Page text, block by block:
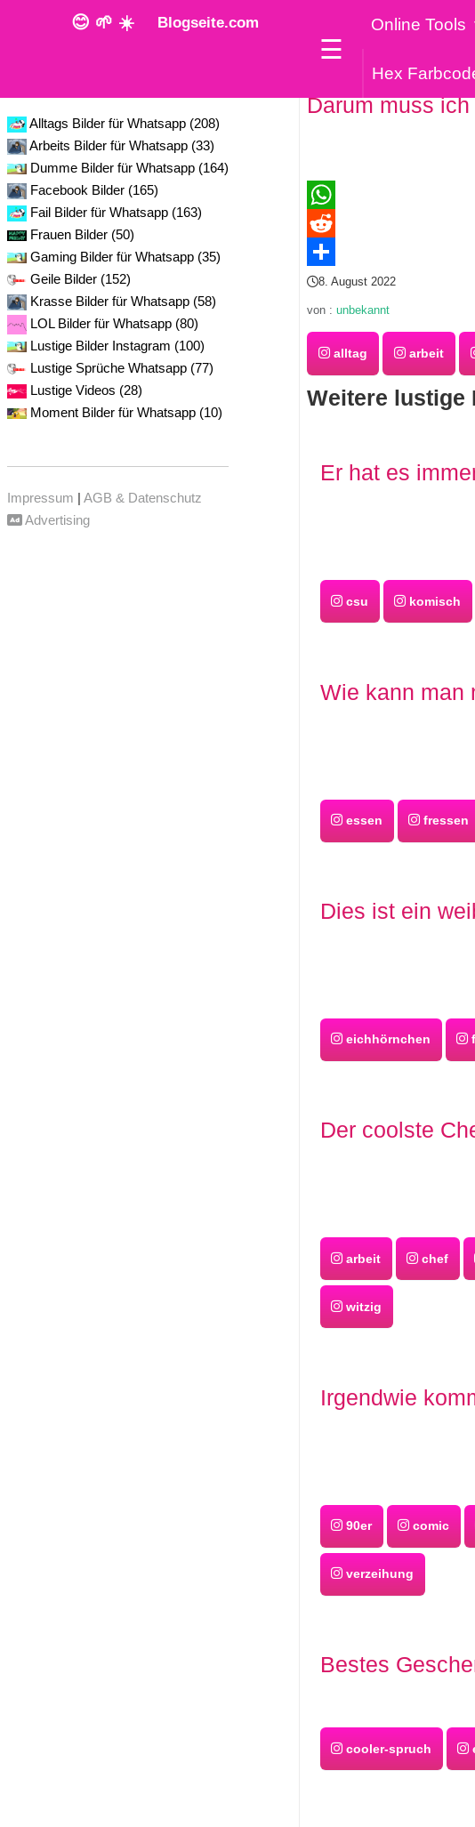
😊 🌱 ☀️ Blogseite.com
☰
Online Tools
Hex
Alltags Bilder für Whatsapp (208)
Arbeits Bilder für Whatsapp (33)
Dumme Bilder für Whatsapp (164)
Facebook Bilder (165)
Fail Bilder für Whatsapp (163)
Frauen Bilder (50)
Gaming Bilder für Whatsapp (35)
Geile Bilder (152)
Krasse Bilder für Whatsapp (58)
LOL Bilder für Whatsapp (80)
Lustige Bilder Instagram (100)
Lustige Sprüche Whatsapp (77)
Lustige Videos (28)
Moment Bilder für Whatsapp (10)
Impressum | AGB & Datenschutz
Advertising
Darum muss
WhatsApp
Reddit
Teilen
8. August 2022
von : unbekannt
alltag arbeit
Weitere lustige
Er hat es
csu komisch
Wie kann man
essen fressen
Dies ist ein
eichhörnchen
Der coolste
arbeit chef
witzig
Irgendwie
90er comic
verzeihung
Bestes
cooler-spruch